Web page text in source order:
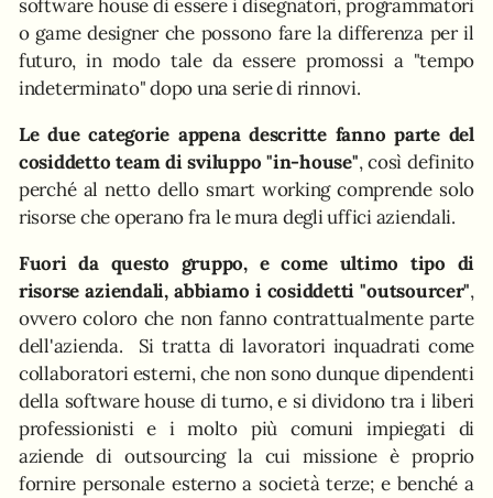
software house di essere i disegnatori, programmatori
o game designer che possono fare la differenza per il
futuro, in modo tale da essere promossi a "tempo
indeterminato" dopo una serie di rinnovi.
Le due categorie appena descritte fanno parte del
cosiddetto team di sviluppo "in-house", così definito
perché al netto dello smart working comprende solo
risorse che operano fra le mura degli uffici aziendali.
Fuori da questo gruppo, e come ultimo tipo di
risorse aziendali, abbiamo i cosiddetti "outsourcer",
ovvero coloro che non fanno contrattualmente parte
dell'azienda. Si tratta di lavoratori inquadrati come
collaboratori esterni, che non sono dunque dipendenti
della software house di turno, e si dividono tra i liberi
professionisti e i molto più comuni impiegati di
aziende di outsourcing la cui missione è proprio
fornire personale esterno a società terze; e benché a